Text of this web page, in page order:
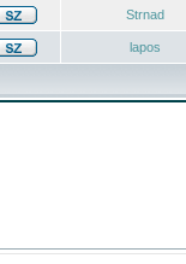
Strnad
lapos